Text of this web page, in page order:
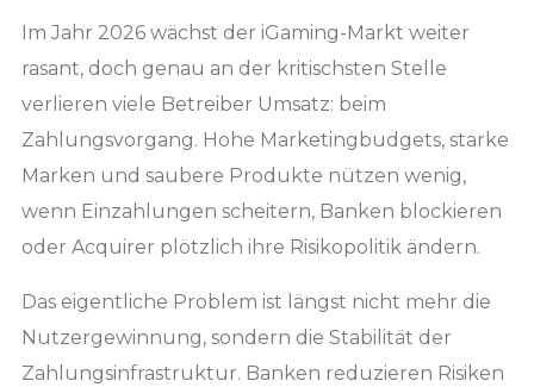
Im Jahr 2026 wächst der iGaming-Markt weiter
rasant, doch genau an der kritischsten Stelle
verlieren viele Betreiber Umsatz: beim
Zahlungsvorgang. Hohe Marketingbudgets, starke
Marken und saubere Produkte nützen wenig,
wenn Einzahlungen scheitern, Banken blockieren
oder Acquirer plötzlich ihre Risikopolitik ändern.
Das eigentliche Problem ist längst nicht mehr die
Nutzergewinnung, sondern die Stabilität der
Zahlungsinfrastruktur. Banken reduzieren Risiken